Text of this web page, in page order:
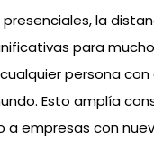
presenciales, la
para
persona
Esto amplía
a empresas con